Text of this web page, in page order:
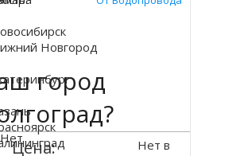
Цена:
Нет в
город
Нет
Новгород